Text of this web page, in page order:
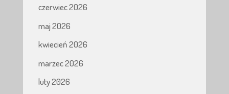
czerwiec 2026
maj 2026
kwiecień 2026
marzec 2026
luty 2026